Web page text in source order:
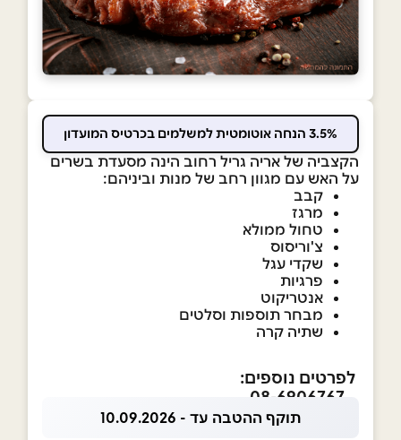
3.5% הנחה אוטומטית למשלמים בכרטיס המועדון
הקצביה של אריה גריל רחוב הינה מסעדת בשרים
על האש עם מגוון רחב של מנות וביניהם:
קבב
מרגז
טחול ממולא
צ'וריסוס
שקדי עגל
פרגיות
אנטריקוט
מבחר תוספות וסלטים
שתיה קרה
לפרטים נוספים:
תוקף ההטבה עד - 10.09.2026